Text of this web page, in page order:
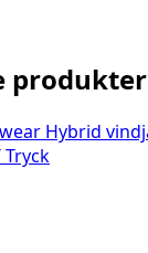
produkter